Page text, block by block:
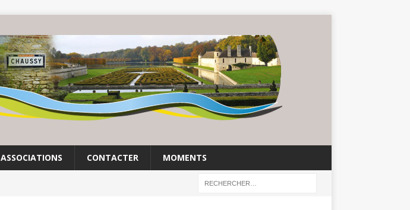
ASSOCIATIONS CONTACTER MOMENTS